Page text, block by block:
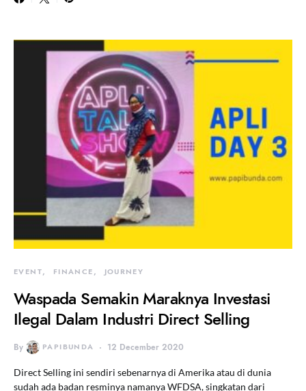
EVENT FINANCE JOURNEY
Waspada Semakin Maraknya Investasi
Ilegal Dalam Industri Direct Selling
By PAPIBUNDA 12 December 2020
Direct Selling ini sendiri sebenarnya di Amerika atau di dunia
sudah ada badan resminya namanya WFDSA, singkatan dari